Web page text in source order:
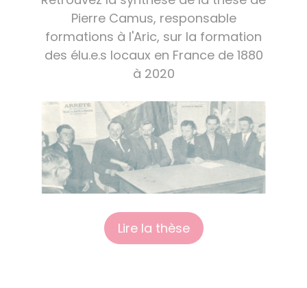
Pierre Camus, responsable
formations à l'Aric, sur la formation
des élu.e.s locaux en France de 1880
à 2020
Lire la thèse